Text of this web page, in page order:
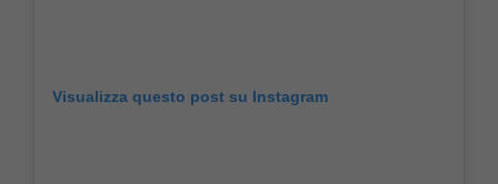
Visualizza questo post su Instagram